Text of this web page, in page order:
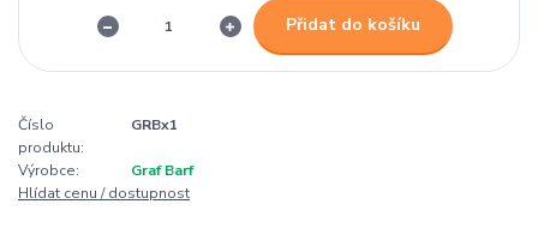
Přidat do košíku
Číslo
produktu:
GRBx1
Výrobce:
Graf Barf
Hlídat cenu / dostupnost